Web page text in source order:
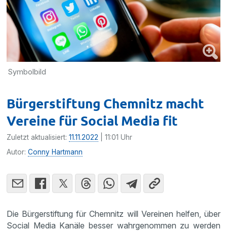
Symbolbild
Bürgerstiftung Chemnitz macht
Vereine für Social Media fit
Zuletzt aktualisiert:11.11.2022 | 11:01 Uhr
Autor:Conny Hartmann
Die Bürgerstiftung für Chemnitz will Vereinen helfen, über
Social Media Kanäle besser wahrgenommen zu werden